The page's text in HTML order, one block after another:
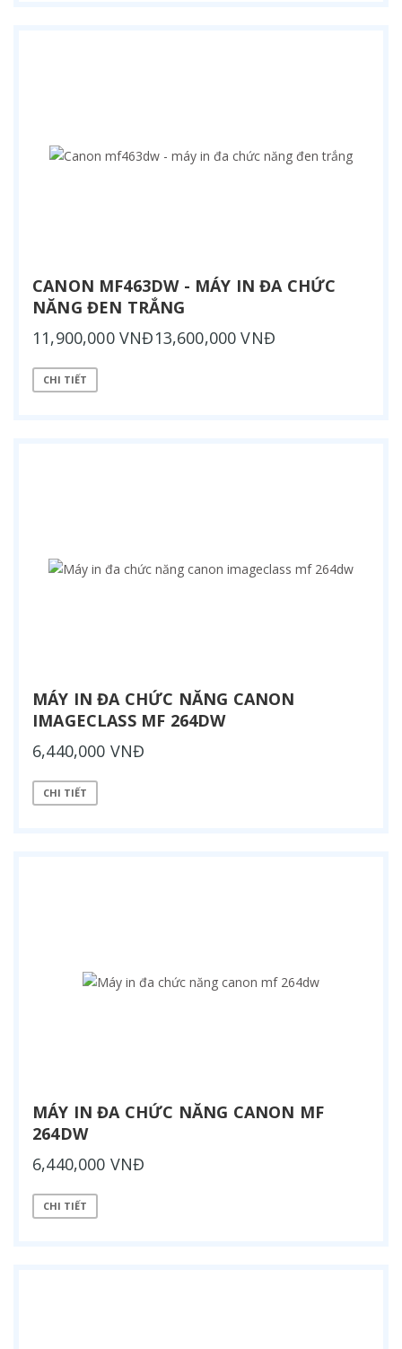
CANON MF463DW - MÁY IN ĐA CHỨC
NĂNG ĐEN TRẮNG
11,900,000 VNĐ13,600,000 VNĐ
CHI TIẾT
MÁY IN ĐA CHỨC NĂNG CANON
IMAGECLASS MF 264DW
6,440,000 VNĐ
CHI TIẾT
MÁY IN ĐA CHỨC NĂNG CANON MF
264DW
6,440,000 VNĐ
CHI TIẾT